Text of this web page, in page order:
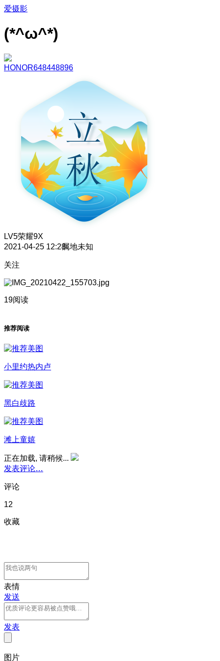
爱摄影
(*^ω^*)
HONOR648448896
LV5荣耀9X
2021-04-25 12:28属地未知
关注
19阅读
推荐阅读
小里约热内卢
黑白歧路
滩上童嬉
正在加载, 请稍候...
发表评论…
评论
12
收藏
表情
发送
发表
图片